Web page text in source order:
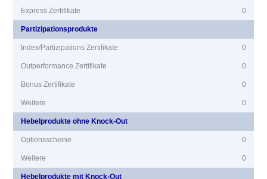
Express Zertifikate 0
Partizipationsprodukte
Index/Partizipations Zertifikate 0
Outperformance Zertifikate 0
Bonus Zertifikate 0
Weitere 0
Hebelprodukte ohne Knock-Out
Optionsscheine 0
Weitere 0
Hebelprodukte mit Knock-Out